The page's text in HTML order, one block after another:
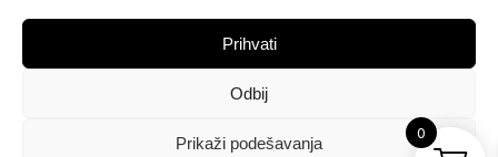
Prihvati
Odbij
Prikaži podešavanja
PRATITE NAS
Instagram
0